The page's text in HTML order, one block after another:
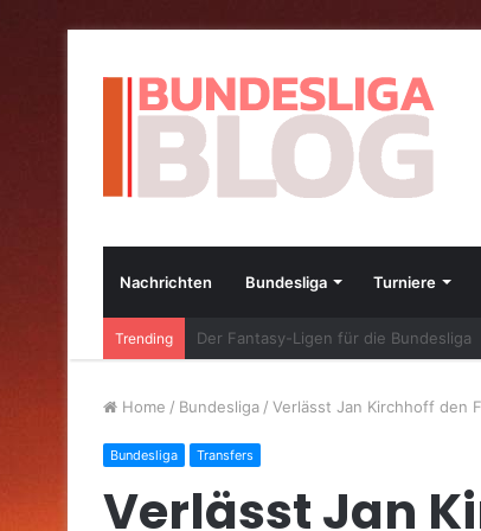
Nachrichten Bundesliga Turniere
Trending Die besten Bundesliga-Transfers im
Home / Bundesliga / Verlässt Jan Kirchhoff den
Bundesliga Transfers
Verlässt Jan